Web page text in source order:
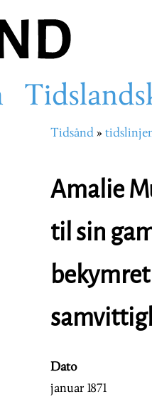
Tidsånd
Amalie
til sin
Dato
januar 1871